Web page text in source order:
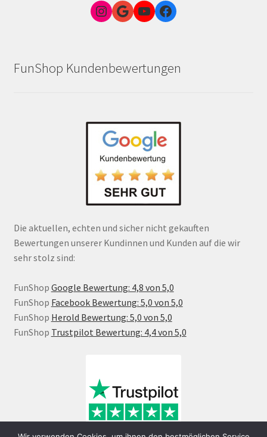
Instagram
Google Link zum FunShop WienYouTubeFacebook
FunShop Kundenbewertungen
Die aktuellen, echten und sicher nicht gekauften
Bewertungen unserer Kundinnen und Kunden auf die wir
sehr stolz sind:
FunShop Google Bewertung: 4,8 von 5,0
FunShop Facebook Bewertung: 5,0 von 5,0
FunShop Herold Bewertung: 5,0 von 5,0
FunShop Trustpilot Bewertung: 4,4 von 5,0